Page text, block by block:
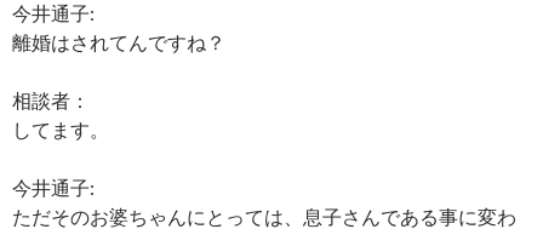
今井通子:
離婚はされてんですね？
相談者：
してます。
今井通子:
ただそのお婆ちゃんにとっては、息子さんである事に変わ